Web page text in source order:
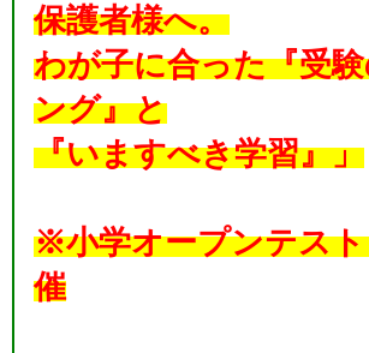
保護者様へ。
わが子に合った『受
ング』と
『いますべき学習』」
※小学オープンテス
催